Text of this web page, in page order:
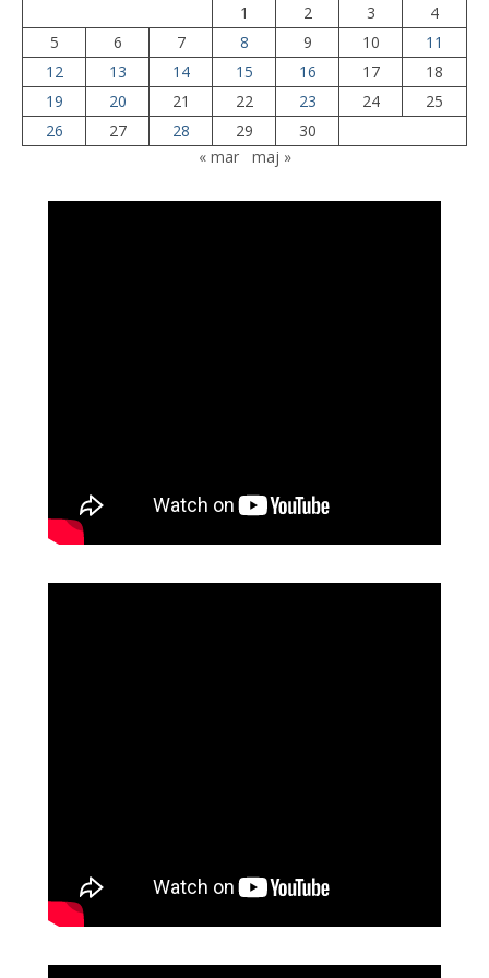
1
2 3
4
5
6 7 8 9 10
11
12
13 14 15 16 17
18
19
20 21 22 23 24
25
26
27 28 29
30
« mar
maj »